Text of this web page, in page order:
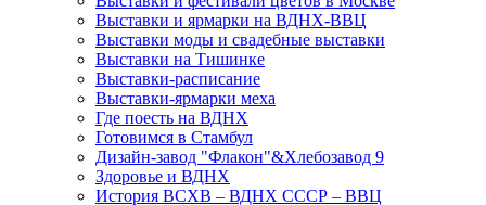
Выставки и ярмарки на ВДНХ-ВВЦ
Выставки моды и свадебные выставки
Выставки на Тишинке
Выставки-расписание
Выставки-ярмарки меха
Где поесть на ВДНХ
Готовимся в Стамбул
Дизайн-завод "Флакон"&Хлебозавод 9
Здоровье и ВДНХ
История ВСХВ – ВДНХ СССР – ВВЦ